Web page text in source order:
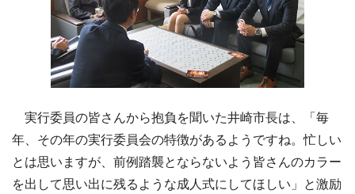
実行委員の皆さんから抱負を聞いた井崎市長は、「毎
年、その年の実行委員会の特徴があるようですね。忙しい
とは思いますが、前例踏襲とならないよう皆さんのカラー
を出して思い出に残るような成人式にしてほしい」と激励